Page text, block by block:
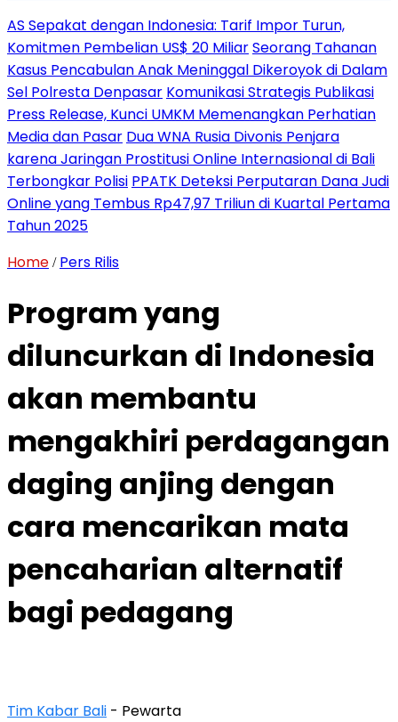
AS Sepakat dengan Indonesia: Tarif Impor Turun,
Komitmen Pembelian US$ 20 MiliarSeorang Tahanan
Kasus Pencabulan Anak Meninggal Dikeroyok di Dalam
Sel Polresta Denpasar Komunikasi Strategis Publikasi
Press Release, Kunci UMKM Memenangkan Perhatian
Media dan Pasar Dua WNA Rusia Divonis Penjara
karena Jaringan Prostitusi Online Internasional di Bali
Terbongkar Polisi PPATK Deteksi Perputaran Dana Judi
Online yang Tembus Rp47,97 Triliun di Kuartal Pertama
Tahun 2025
Home / Pers Rilis
Program yang
diluncurkan di Indonesia
akan membantu
mengakhiri perdagangan
daging anjing dengan
cara mencarikan mata
pencaharian alternatif
bagi pedagang
Tim Kabar Bali - Pewarta